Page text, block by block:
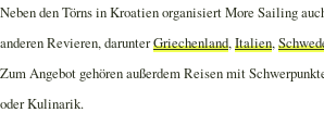
Neben den Törns in Kroatien organisiert More Sailing
anderen Revieren, darunterGriechenland,Italien,
Zum Angebot gehören außerdem Reisen mit
oder Kulinarik.